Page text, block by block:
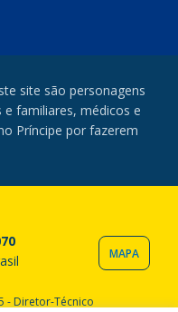
site são personagens
e familiares, médicos e
Príncipe por fazerem
MAPA
- Diretor-Técnico